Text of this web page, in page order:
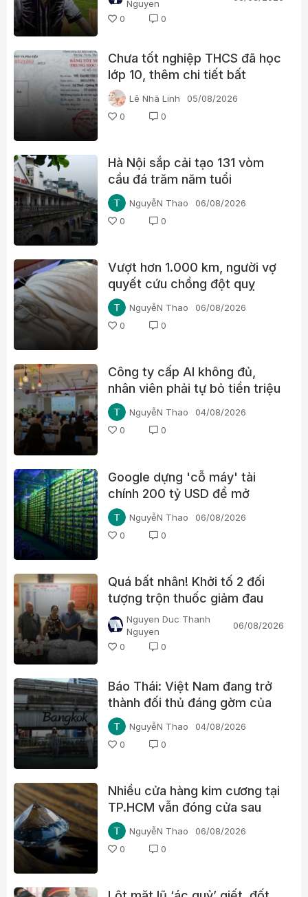
Nguyen
0
0
Chưa tốt nghiệp THCS đã học
lớp 10, thêm chi tiết bất
thường trong học bạ một lãnh
đạo xã ở Quảng Trị
Lê Nhã Linh
05/08/2026
0
0
Hà Nội sắp cải tạo 131 vòm
cầu đá trăm năm tuổi
NguyễN Thao
06/08/2026
0
0
Vượt hơn 1.000 km, người vợ
quyết cứu chồng đột quỵ
NguyễN Thao
06/08/2026
0
0
Công ty cấp AI không đủ,
nhân viên phải tự bỏ tiền triệu
mỗi tháng
NguyễN Thao
04/08/2026
0
0
Google dựng 'cỗ máy' tài
chính 200 tỷ USD để mở
đường cho chip AI, thách
thức Nvidia
NguyễN Thao
06/08/2026
0
0
Quá bất nhân! Khởi tố 2 đối
tượng trộn thuốc giảm đau
Paracetamol vào thuốc Đông
y, nổ chữa bách bệnh
Nguyen Duc Thanh
Nguyen
06/08/2026
0
0
Báo Thái: Việt Nam đang trở
thành đối thủ đáng gờm của
du lịch Thái Lan
NguyễN Thao
04/08/2026
0
0
Nhiều cửa hàng kim cương tại
TP.HCM vẫn đóng cửa sau
thời hạn tạm nghỉ
NguyễN Thao
06/08/2026
0
0